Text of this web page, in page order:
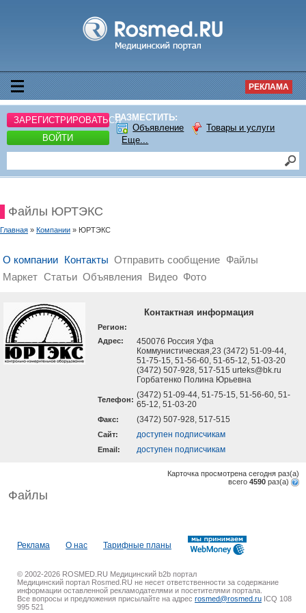
РЕКЛАМА
ЗАРЕГИСТРИРОВАТЬСЯ
ВОЙТИ
РАЗМЕСТИТЬ:
Объявление
Товары и услуги
Еще...
Файлы ЮРТЭКС
Главная » Компании » ЮРТЭКС
О компании Контакты Отправить сообщение Файлы
Маркет Статьи Объявления Видео Фото
Контактная информация
Регион:
Адрес:
450076 Россия Уфа
Коммунистическая,23 (3472) 51-09-44,
51-75-15, 51-56-60, 51-65-12, 51-03-20
(3472) 507-928, 517-515 urteks@bk.ru
Горбатенко Полина Юрьевна
Телефон: (3472) 51-09-44, 51-75-15, 51-56-60, 51-
65-12, 51-03-20
Факс: (3472) 507-928, 517-515
Cайт: доступен подписчикам
Email: доступен подписчикам
Карточка просмотрена сегодня раз(a)
всего 4590 раз(a)
Файлы
Реклама О нас Тарифные планы
© 2002-2026 ROSMED.RU Медицинский b2b портал
Медицинский портал Rosmed.RU не несет ответственности за содержание
информации оставленной рекламодателями и посетителями портала.
Все вопросы и предложения присылайте на адрес rosmed@rosmed.ru ICQ 108
995 521